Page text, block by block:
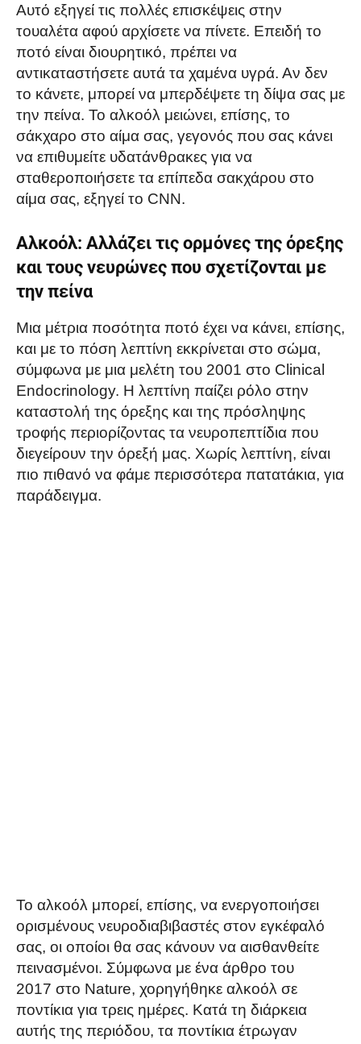
Αυτό εξηγεί τις πολλές επισκέψεις στην
τουαλέτα αφού αρχίσετε να πίνετε. Επειδή το
ποτό είναι διουρητικό, πρέπει να
αντικαταστήσετε αυτά τα χαμένα υγρά. Αν δεν
το κάνετε, μπορεί να μπερδέψετε τη δίψα σας με
την πείνα. Το αλκοόλ μειώνει, επίσης, το
σάκχαρο στο αίμα σας, γεγονός που σας κάνει
να επιθυμείτε υδατάνθρακες για να
σταθεροποιήσετε τα επίπεδα σακχάρου στο
αίμα σας, εξηγεί το CNN.
Αλκοόλ: Αλλάζει τις ορμόνες της όρεξης
και τους νευρώνες που σχετίζονται με
την πείνα
Μια μέτρια ποσότητα ποτό έχει να κάνει, επίσης,
και με το πόση λεπτίνη εκκρίνεται στο σώμα,
σύμφωνα με μια μελέτη του 2001 στο Clinical
Endocrinology. Η λεπτίνη παίζει ρόλο στην
καταστολή της όρεξης και της πρόσληψης
τροφής περιορίζοντας τα νευροπεπτίδια που
διεγείρουν την όρεξή μας. Χωρίς λεπτίνη, είναι
πιο πιθανό να φάμε περισσότερα πατατάκια, για
παράδειγμα.
Το αλκοόλ μπορεί, επίσης, να ενεργοποιήσει
ορισμένους νευροδιαβιβαστές στον εγκέφαλό
σας, οι οποίοι θα σας κάνουν να αισθανθείτε
πεινασμένοι. Σύμφωνα με ένα άρθρο του
2017 στο Nature, χορηγήθηκε αλκοόλ σε
ποντίκια για τρεις ημέρες. Κατά τη διάρκεια
αυτής της περιόδου, τα ποντίκια έτρωγαν